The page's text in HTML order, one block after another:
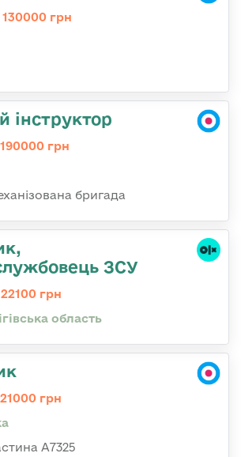
грн
інструктор
грн
бригада
ЗСУ
грн
область
грн
А7325